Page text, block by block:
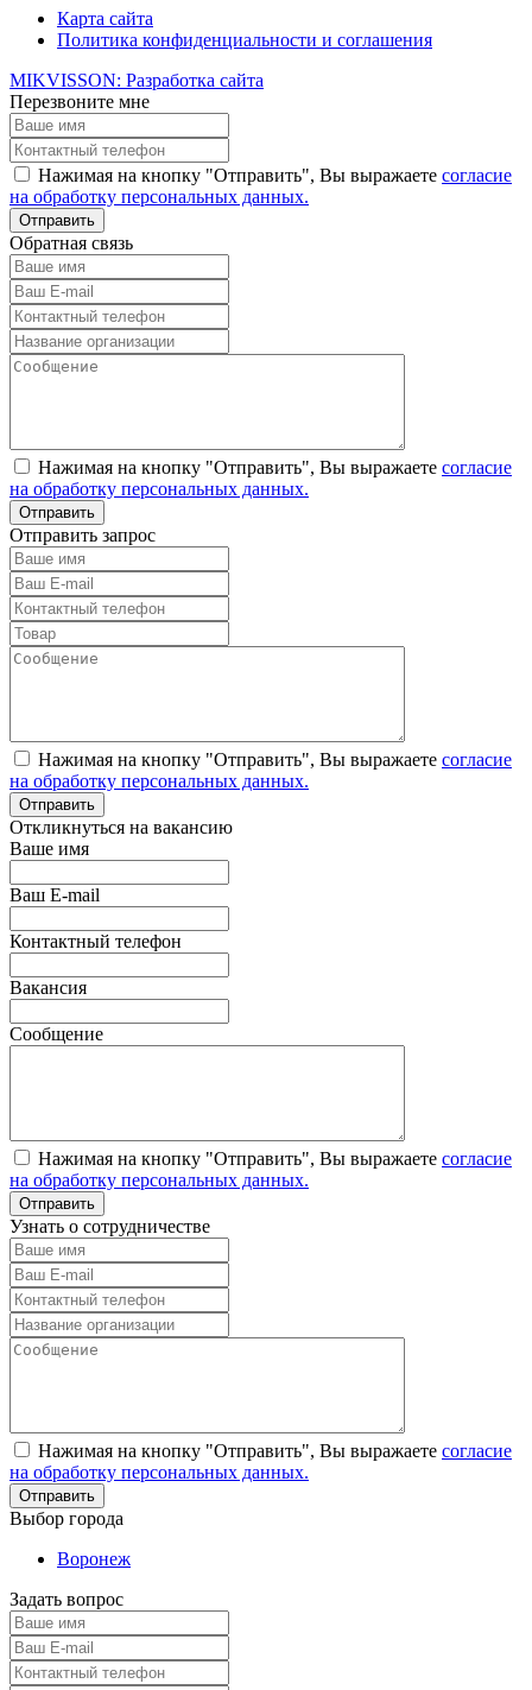
Карта сайта
Политика конфиденциальности и соглашения
MIKVISSON: Разработка сайта
Перезвоните мне
Нажимая на кнопку "Отправить", Вы выражаете согласие
на обработку персональных данных.
Обратная связь
Нажимая на кнопку "Отправить", Вы выражаете согласие
на обработку персональных данных.
Отправить запрос
Нажимая на кнопку "Отправить", Вы выражаете согласие
на обработку персональных данных.
Откликнуться на вакансию
Ваше имя
Ваш E-mail
Контактный телефон
Вакансия
Сообщение
Нажимая на кнопку "Отправить", Вы выражаете согласие
на обработку персональных данных.
Узнать о сотрудничестве
Нажимая на кнопку "Отправить", Вы выражаете согласие
на обработку персональных данных.
Выбор города
Воронеж
Задать вопрос